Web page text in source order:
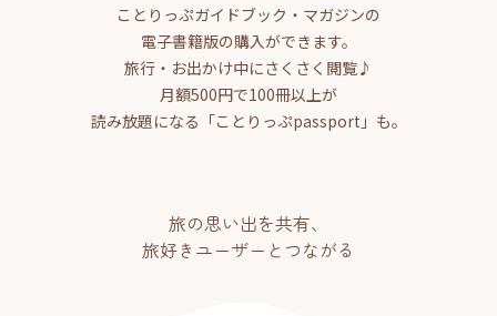
ことりっぷガイドブック・マガジンの
電子書籍版の購入ができます。
旅行・お出かけ中にさくさく閲覧♪
月額500円で100冊以上が
読み放題になる「ことりっぷpassport」も。
旅の思い出を共有、
旅好きユーザーとつながる